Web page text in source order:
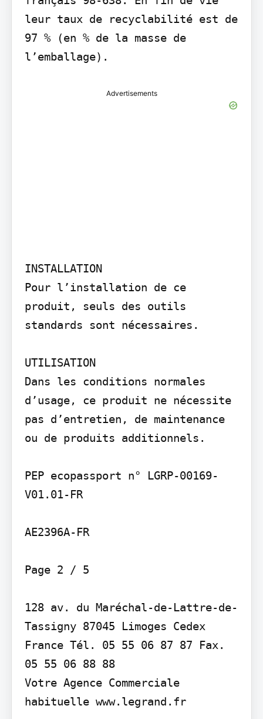
leur taux de recyclabilité est de
97 % (en % de la masse de
l’emballage).
Advertisements
INSTALLATION
Pour l’installation de ce
produit, seuls des outils
standards sont nécessaires.
UTILISATION
Dans les conditions normales
d’usage, ce produit ne nécessite
pas d’entretien, de maintenance
ou de produits additionnels.
PEP ecopassport n° LGRP-00169-
V01.01-FR
AE2396A-FR
Page 2 / 5
128 av. du Maréchal-de-Lattre-de-
Tassigny 87045 Limoges Cedex
France Tél. 05 55 06 87 87 Fax.
05 55 06 88 88
Votre Agence Commerciale
habituelle www.legrand.fr